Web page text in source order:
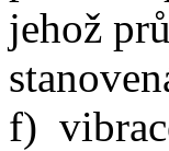
jehož
f)